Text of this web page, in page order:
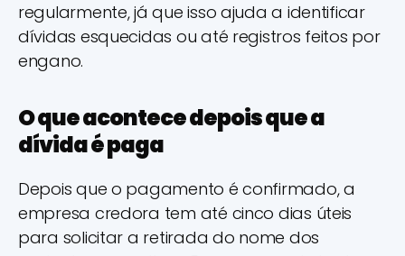
regularmente, já que isso ajuda a identificar
dívidas esquecidas ou até registros feitos por
engano.
O que acontece depois que a
dívida é paga
Depois que o pagamento é confirmado, a
empresa credora tem até cinco dias úteis
para solicitar a retirada do nome dos